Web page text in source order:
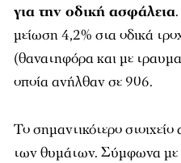
για την οδική ασφάλεια
μείωση 4,2% στα οδικά
(θανατηφόρα και με
οποία ανήλθαν σε 906.
Το σημαντικότερο
των θυμάτων. Σύμφωνα